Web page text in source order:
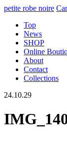
petite robe noire
Top
News
SHOP
Online
About
Contact
Collections
24.10.29